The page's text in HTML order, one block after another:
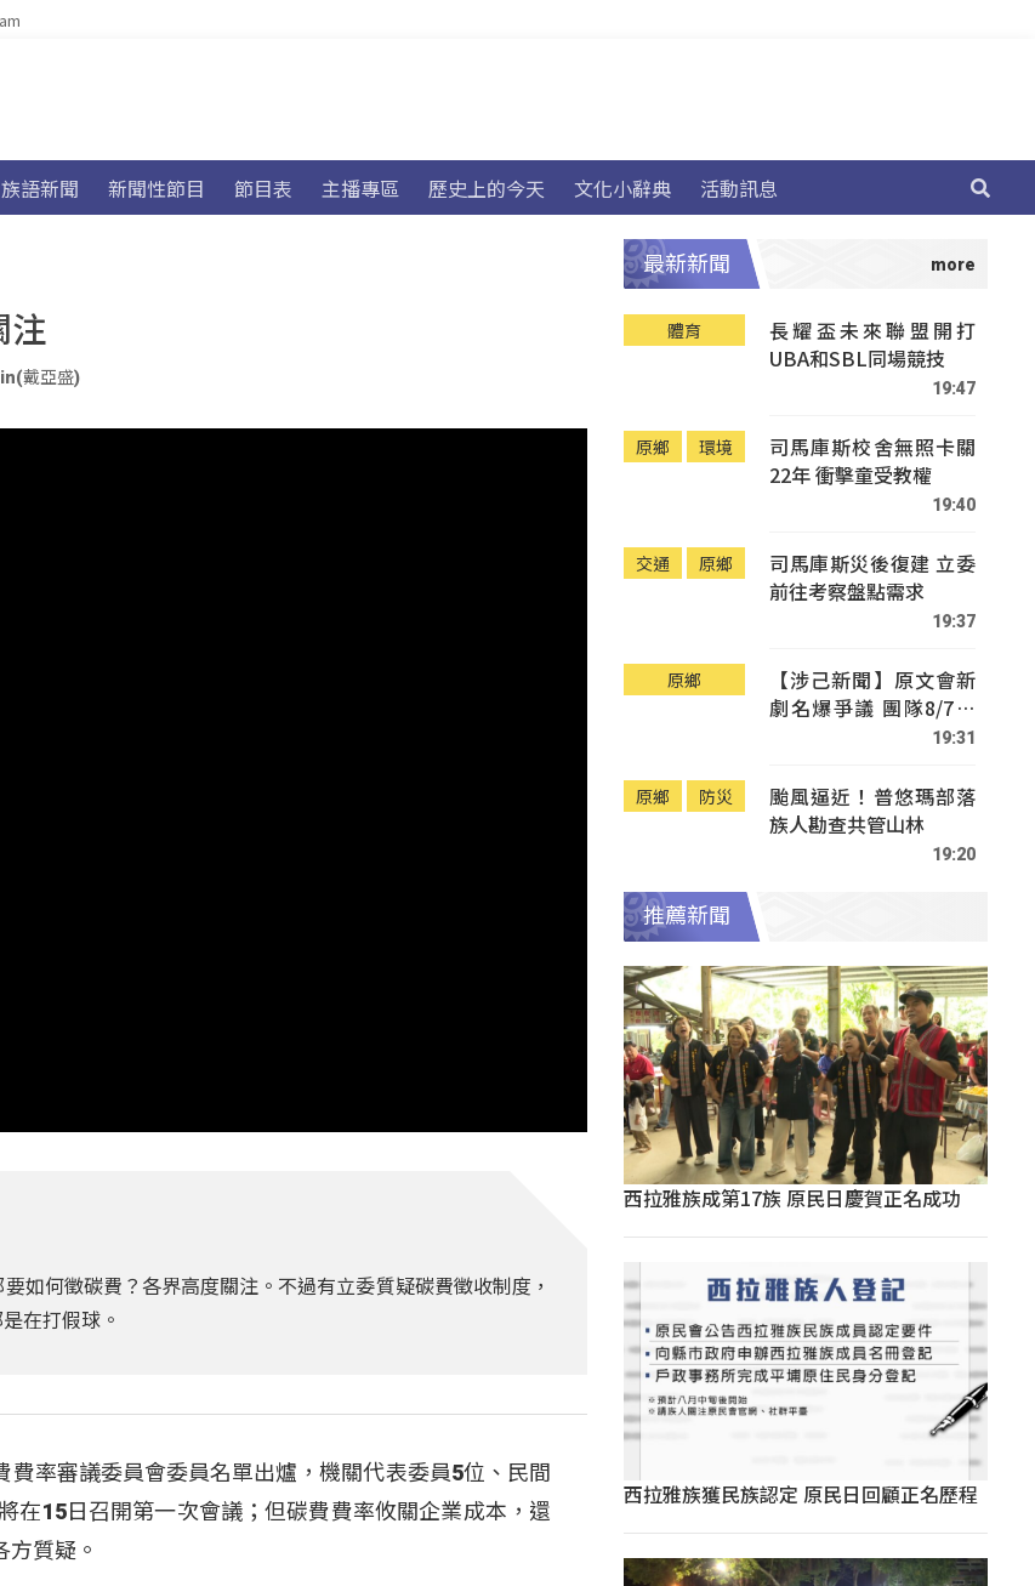
族語新聞 新聞性節目 節目表 主播專區 歷史上的今天 文化小辭典 活動訊息
注
戴亞盛)
如何徵碳費？各界高度關注。不過有立委質疑碳費徵收制度，
在打假球。
率審議委員會委員名單出爐，機關代表委員5位、民間
在15日召開第一次會議；但碳費費率攸關企業成本，還
質疑。
最新新聞
體育
長耀盃未來聯盟開打
UBA和SBL同場競技
19:47
原鄉 環境
司馬庫斯校舍無照卡關
22年 衝擊童受教權
19:40
交通 原鄉
司馬庫斯災後復建 立委
前往考察盤點需求
19:37
原鄉
【涉己新聞】原文會新
劇名爆爭議 團隊8/7赴
19:31
原鄉 防災
颱風逼近！普悠瑪部落
族人勘查共管山林
19:20
推薦新聞
西拉雅族成第17族 原民日慶賀正名成功
西拉雅族獲民族認定 原民日回顧正名歷程